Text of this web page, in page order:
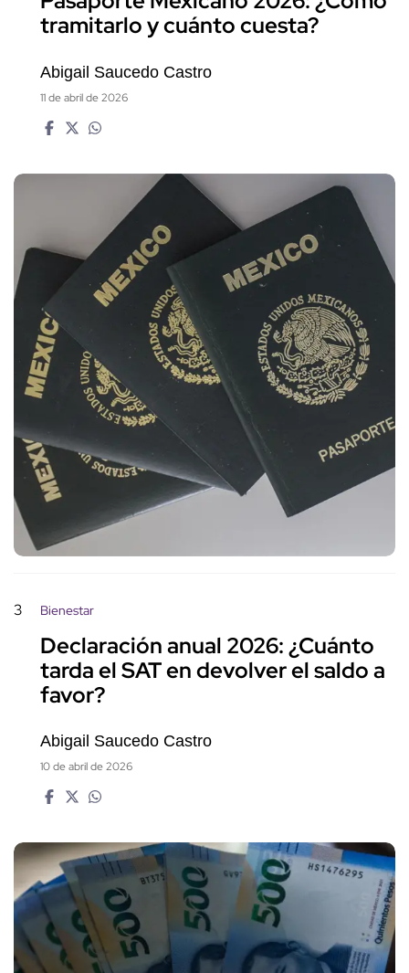
tramitarlo y cuánto cuesta?
Abigail Saucedo Castro
11 de abril de 2026
3 Bienestar
Declaración anual 2026: ¿Cuánto
tarda el SAT en devolver el saldo a
favor?
Abigail Saucedo Castro
10 de abril de 2026